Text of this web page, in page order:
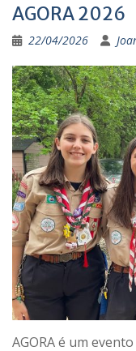
AGORA 2026
22/04/2026
AGORA é um